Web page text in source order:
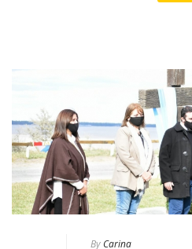
By Carina